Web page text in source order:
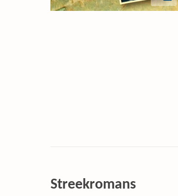
Streekromans